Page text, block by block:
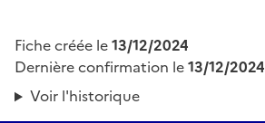
Fiche créée le13/12/2024
Dernière confirmation le13/12/2024
Voir l'historique